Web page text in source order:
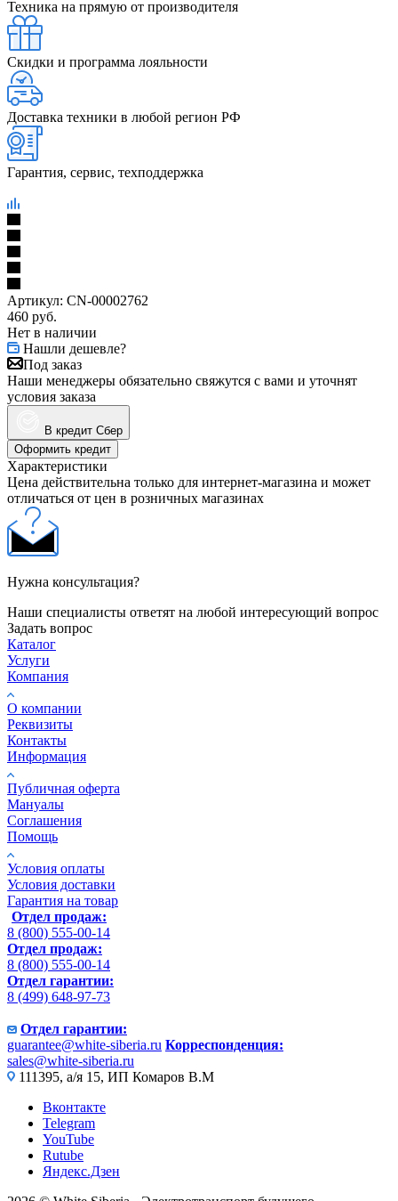
Техника на прямую от производителя
Скидки и программа лояльности
Доставка техники в любой регион РФ
Гарантия, сервис, техподдержка
Артикул: CN-00002762
460 руб.
Нет в наличии
Нашли дешевле?
Под заказ
Наши менеджеры обязательно свяжутся с вами и уточнят
условия заказа
В кредит Сбер
Оформить кредит
Характеристики
Цена действительна только для интернет-магазина и может
отличаться от цен в розничных магазинах
Нужна консультация?
Наши специалисты ответят на любой интересующий вопрос
Задать вопрос
Каталог
Услуги
Компания
О компании
Реквизиты
Контакты
Информация
Публичная оферта
Мануалы
Соглашения
Помощь
Условия оплаты
Условия доставки
Гарантия на товар
Отдел продаж:
8 (800) 555-00-14
Отдел продаж:
8 (800) 555-00-14
Отдел гарантии:
8 (499) 648-97-73
Отдел гарантии:
guarantee@white-siberia.ru Корреспонденция:
sales@white-siberia.ru
111395, а/я 15, ИП Комаров В.М
Вконтакте
Telegram
YouTube
Rutube
Яндекс.Дзен